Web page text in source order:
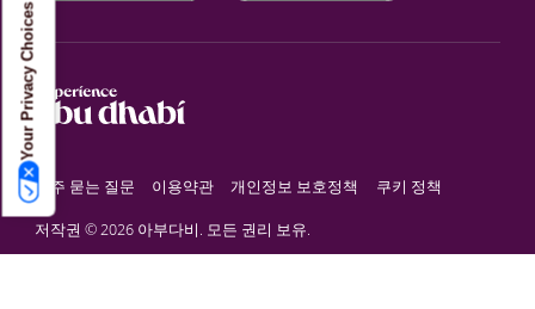
자주 묻는 질문 이용약관 개인정보 보호정책 쿠키 정책
저작권 © 2026 아부다비. 모든 권리 보유.
Your Privacy Choices